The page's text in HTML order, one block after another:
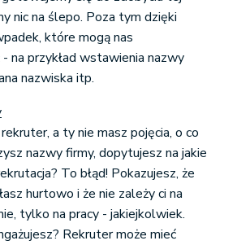
nic na ślepo. Poza tym dzięki
które mogą nas
na przykład wstawienia nazwy
nazwiska itp.
a ty nie masz pojęcia, o co
nazwy firmy, dopytujesz na jakie
To błąd! Pokazujesz, że
hurtowo i że nie zależy ci na
tylko na pracy - jakiejkolwiek.
Rekruter może mieć